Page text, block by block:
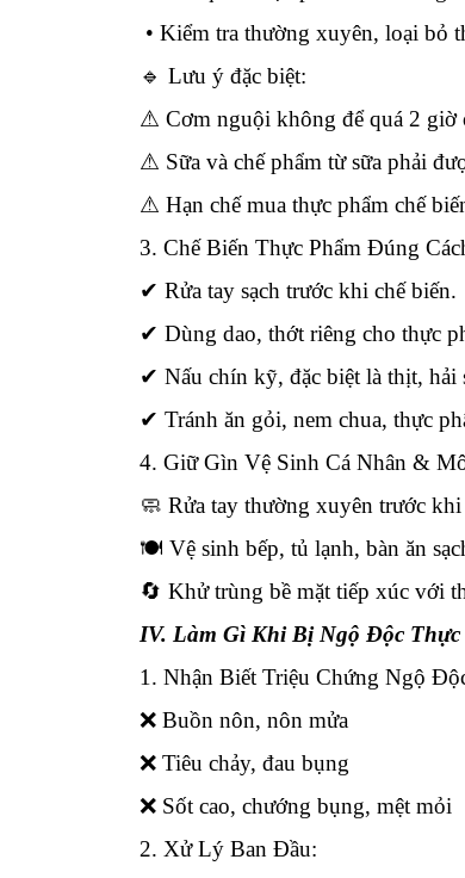
• Kiểm tra thường xuyên, loại bỏ
🔹 Lưu ý đặc biệt:
⚠ Cơm nguội không để quá 2
⚠ Sữa và chế phẩm từ sữa phải
⚠ Hạn chế mua thực phẩm chế
3. Chế Biến Thực Phẩm Đúng
✔ Rửa tay sạch trước khi chế biến.
✔ Dùng dao, thớt riêng cho thực
✔ Nấu chín kỹ, đặc biệt là thịt, hải
✔ Tránh ăn gỏi, nem chua, thực
4. Giữ Gìn Vệ Sinh Cá Nhân &
🧼 Rửa tay thường xuyên trước
🍽 Vệ sinh bếp, tủ lạnh, bàn ăn
🔄 Khử trùng bề mặt tiếp xúc với
IV. Làm Gì Khi Bị Ngộ Độc Thực
1. Nhận Biết Triệu Chứng Ngộ
❌ Buồn nôn, nôn mửa
❌ Tiêu chảy, đau bụng
❌ Sốt cao, chướng bụng, mệt mỏi
2. Xử Lý Ban Đầu: